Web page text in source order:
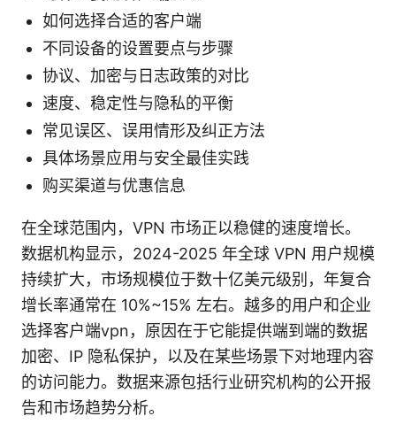
如何选择合适的客户端
不同设备的设置要点与步骤
协议、加密与日志政策的对比
速度、稳定性与隐私的平衡
常见误区、误用情形及纠正方法
具体场景应用与安全最佳实践
购买渠道与优惠信息
在全球范围内，VPN 市场正以稳健的速度增长。
数据机构显示，2024-2025 年全球 VPN 用户规模
持续扩大，市场规模位于数十亿美元级别，年复合
增长率通常在 10%~15% 左右。越多的用户和企业
选择客户端vpn，原因在于它能提供端到端的数据
加密、IP 隐私保护，以及在某些场景下对地理内容
的访问能力。数据来源包括行业研究机构的公开报
告和市场趋势分析。